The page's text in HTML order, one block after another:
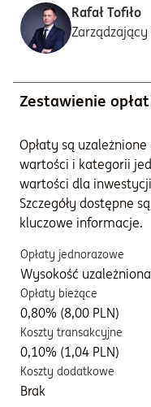
Rafał Tofiło
Zestawienie
Opłaty są
wartości i kategorii
wartości dla
Szczegóły dostępne
kluczowe informacje.
Opłaty jednorazowe
Wysokość
Opłaty bieżące
0,80% (8,00 PLN)
Koszty transakcyjne
0,10% (1,04 PLN)
Koszty dodatkowe
Brak